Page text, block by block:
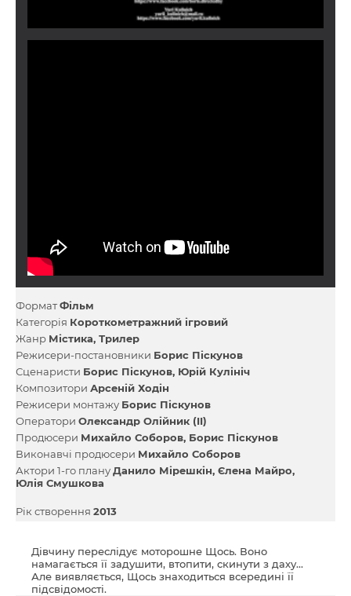
ФорматФільм
Категорія Короткометражний ігровий
Жанр Містика Трилер
Режисери-постановники Борис Піскунов
Сценаристи Борис Піскунов Юрій Кулініч
Композитори Арсеній Ходін
Режисери монтажу Борис Піскунов
Оператори Олександр Олійник (II)
Продюсери Михайло Соборов Борис Піскунов
Виконавчі продюсери Михайло Соборов
Актори 1-го плануДанило Мірешкін Єлена Майро
Юлія Смушкова
Рік створення 2013
Дівчину переслідує моторошне Щось. Воно
намагається її задушити, втопити, скинути з даху...
Але виявляється, Щось знаходиться всередині її
підсвідомості.